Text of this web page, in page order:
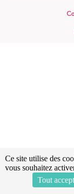
Ce site utilise des
vous souhaitez
Tout